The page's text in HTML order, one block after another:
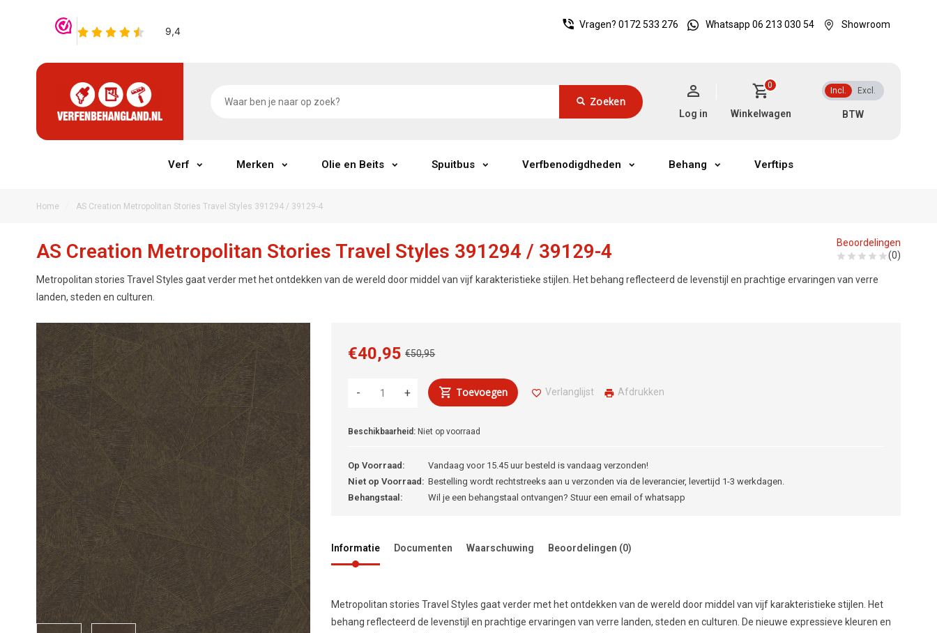
Vragen? 0172 533 276 Whatsapp 06 213 030 54 Showroom
Zoeken
Incl. Excl.
0
Winkelwagen
Log in
Verf Merken Olie en Beits Spuitbus Verfbenodigdheden Behang Verftips
Home AS Creation Metropolitan Stories Travel Styles 391294 / 39129-4
AS Creation Metropolitan Stories Travel Styles 391294 / 39129-4
Metropolitan stories Travel Styles gaat verder met het ontdekken van de wereld door middel van vijf karakteristieke stijlen. Het behang reflecteerd de levenstijl en prachtige ervaringen van verre
landen, steden en culturen.
Beoordelingen
(0)
€50,95
€40,95
+
- Toevoegen Verlanglijst Afdrukken
Beschikbaarheid: Niet op voorraad
Op Voorraad:
Vandaag voor 15.45 uur besteld is vandaag verzonden!
Niet op Voorraad: Bestelling wordt rechtstreeks aan u verzonden via de leverancier, levertijd 1-3 werkdagen.
Behangstaal:
Wil je een behangstaal ontvangen? Stuur een email of whatsapp
Informatie Documenten Waarschuwing Beoordelingen (0)
Metropolitan stories Travel Styles gaat verder met het ontdekken van de wereld door middel van vijf karakteristieke stijlen. Het
behang reflecteerd de levenstijl en prachtige ervaringen van verre landen, steden en culturen. De nieuwe expressieve kleuren en